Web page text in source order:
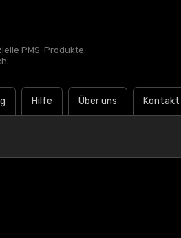
PMS-Produkte.
Hilfe Über uns Kontakt